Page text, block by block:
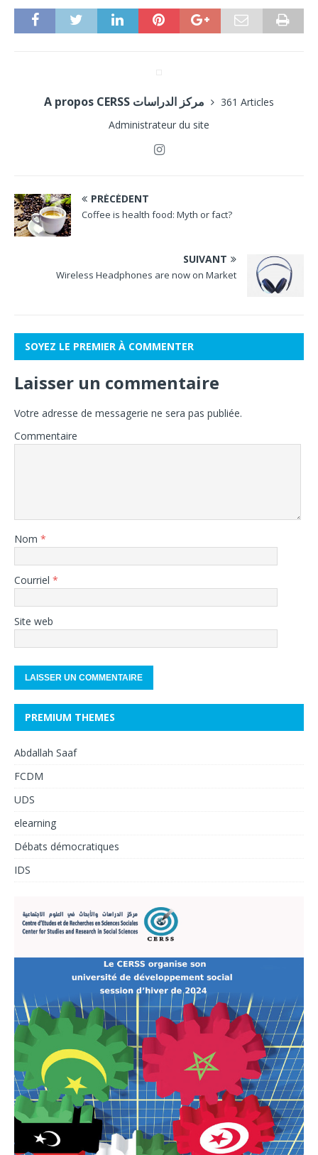
361 Articles
Administrateur du site
PRÉCÉDENT
Coffee is health food: Myth or fact?
SUIVANT
Wireless Headphones are now on Market
SOYEZ LE PREMIER À COMMENTER
Laisser un commentaire
Votre adresse de messagerie ne sera pas publiée.
Commentaire
Nom *
Courriel *
Site web
PREMIUM THEMES
Abdallah Saaf
FCDM
UDS
elearning
Débats démocratiques
IDS